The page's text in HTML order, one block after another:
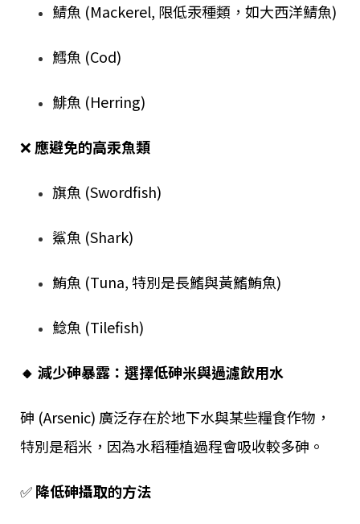
鯖魚 (Mackerel, 限低汞種類，如大西洋鯖魚)
鱈魚 (Cod)
鯡魚 (Herring)
❌ 應避免的高汞魚類
旗魚 (Swordfish)
鯊魚 (Shark)
鮪魚 (Tuna, 特別是長鰭與黃鰭鮪魚)
鯰魚 (Tilefish)
🔸 減少砷暴露：選擇低砷米與過濾飲用水
砷 (Arsenic) 廣泛存在於地下水與某些糧食作物，
特別是稻米，因為水稻種植過程會吸收較多砷。
✅降低砷攝取的方法